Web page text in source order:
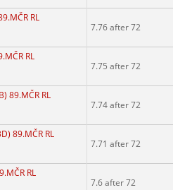
RL
7.76 after 72
RL
7.75 after 72
89.MČR RL
7.74 after 72
89.MČR RL
7.71 after 72
RL
7.6 after 72